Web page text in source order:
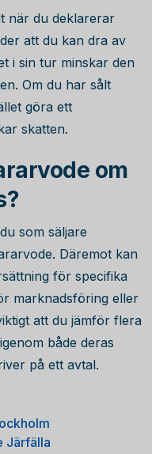
när du deklarerar
att du kan dra av
i sin tur minskar den
Om du har sålt
göra ett
skatten.
om
som säljare
Däremot kan
för specifika
marknadsföring eller
att du jämför flera
både deras
på ett avtal.
Järfälla